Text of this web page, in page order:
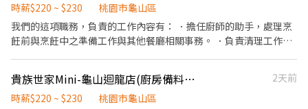
時薪$220 ~ $230
桃園市龜山區
我們的這項職務，負責的工作內容有： ．擔任廚師的助手，處理烹
飪前與烹飪中之準備工作與其他餐廳相關事務。 ．負責清理工作環
貴族世家Mini-龜山迴龍店(廚房備料生菜,水果人員)
2天前
時薪$220 ~ $230
桃園市龜山區